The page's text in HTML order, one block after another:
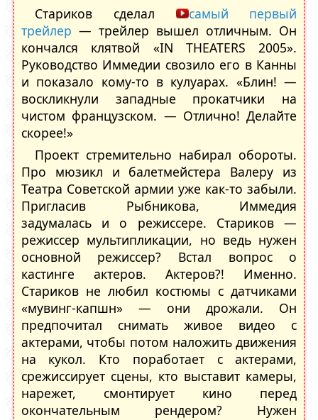
Стариков сделал
самый первый
трейлер — трейлер вышел отличным. Он
кончался клятвой «IN THEATERS 2005».
Руководство Иммедии свозило его в Канны
и показало кому-то в кулуарах. «Блин! —
воскликнули западные прокатчики на
чистом французском. — Отлично! Делайте
скорее!»
Проект стремительно набирал обороты.
Про мюзикл и балетмейстера Валеру из
Театра Советской армии уже как-то забыли.
Пригласив Рыбникова, Иммедия
задумалась и о режиссере. Стариков —
режиссер мультипликации, но ведь нужен
основной режиссер? Встал вопрос о
кастинге актеров. Актеров?! Именно.
Стариков не любил костюмы с датчиками
«мувинг-капшн» — они дрожали. Он
предпочитал снимать живое видео с
актерами, чтобы потом наложить движения
на кукол. Кто поработает с актерами,
срежиссирует сцены, кто выставит камеры,
нарежет, смонтирует кино перед
окончательным рендером? Нужен